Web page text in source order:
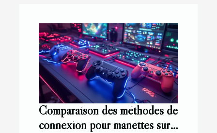
Comparaison des méthodes de
connexion pour manettes sur